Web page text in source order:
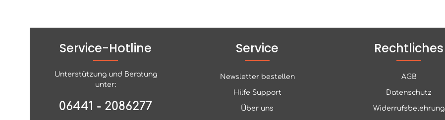
Service-Hotline
Unterstützung und Beratung
unter:
06441 - 2086277
Service
Newsletter bestellen
Hilfe Support
Über uns
Rechtliches
AGB
Datenschutz
Widerrufsbelehrung